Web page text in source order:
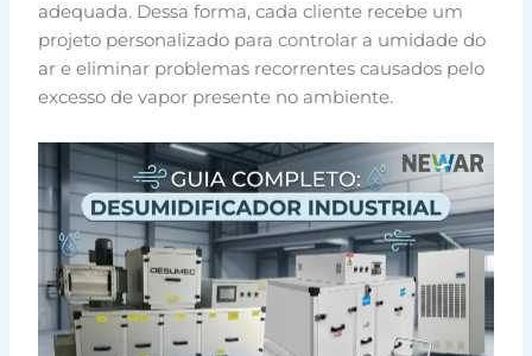
adequada. Dessa forma, cada cliente recebe um
projeto personalizado para controlar a umidade do
ar e eliminar problemas recorrentes causados pelo
excesso de vapor presente no ambiente.